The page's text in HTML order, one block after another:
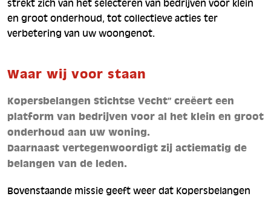
strekt zich van het selecteren van bedrijven voor klein
en groot onderhoud, tot collectieve acties ter
verbetering van uw woongenot.
Waar wij voor staan
Kopersbelangen Stichtse Vecht” creëert een
platform van bedrijven voor al het klein en groot
onderhoud aan uw woning.
Daarnaast vertegenwoordigt zij actiematig de
belangen van de leden.
Bovenstaande missie geeft weer dat Kopersbelangen